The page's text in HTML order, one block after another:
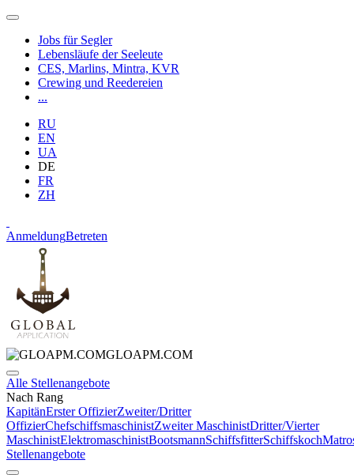
Jobs für Segler
Lebensläufe der Seeleute
CES, Marlins, Mintra, KVR
Crewing und Reedereien
...
RU
EN
UA
DE
FR
ZH
AnmeldungBetreten
GLOAPM.COM
Alle Stellenangebote
Nach Rang
KapitänErster OffizierZweiter/Dritter
OffizierChefschiffsmaschinistZweiter MaschinistDritter/Vierter
MaschinistElektromaschinistBootsmannSchiffsfitterSchiffskoch
Stellenangebote